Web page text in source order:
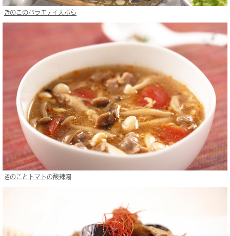
きのこのバラエティ天ぷら
きのことトマトの酸辣湯